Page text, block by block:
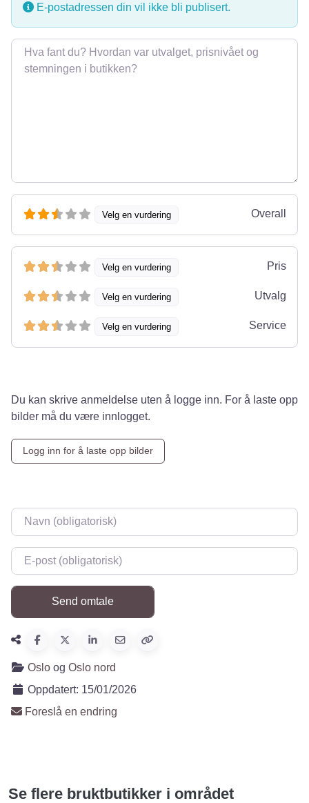
E-postadressen din vil ikke bli publisert.
Omtale
Velg en vurdering Overall
Velg en vurdering Pris
Velg en vurdering Utvalg
Velg en vurdering Service
Du kan skrive anmeldelse uten å logge inn. For å laste opp
bilder må du være innlogget.
Logg inn for å laste opp bilder
Navn
E-post
Oslo og Oslo nord
Oppdatert: 15/01/2026
Foreslå en endring
Se flere bruktbutikker i området